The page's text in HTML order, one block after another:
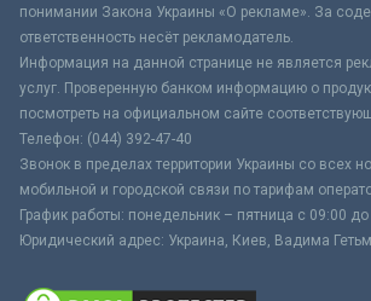
понимании Закона Украины «О рекламе». За
ответственность несёт рекламодатель.
Информация на данной странице не является
услуг. Проверенную банком информацию о
посмотреть на официальном сайте
Телефон: (044) 392-47-40
Звонок в пределах территории Украины со всех
мобильной и городской связи по тарифам
График работы: понедельник – пятница с 09:00 до
Юридический адрес: Украина, Киев, Вадима